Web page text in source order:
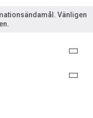
Vänligen